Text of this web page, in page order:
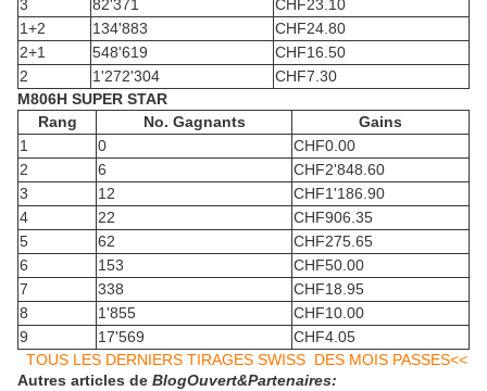
3 82'371 CHF23.10
1+2
134'883 CHF24.80
2+1
548'619 CHF16.50
2
1'272'304 CHF7.30
M806H SUPER STAR
Rang
No. Gagnants
Gains
1
0 CHF0.00
2
6 CHF2'848.60
3
12 CHF1'186.90
4
22 CHF906.35
5
62 CHF275.65
6
153 CHF50.00
7
338 CHF18.95
8
1'855 CHF10.00
9
17'569 CHF4.05
TOUS LES DERNIERS TIRAGES SWISS DES MOIS PASSES<<
Autres articles de BlogOuvert&Partenaires: